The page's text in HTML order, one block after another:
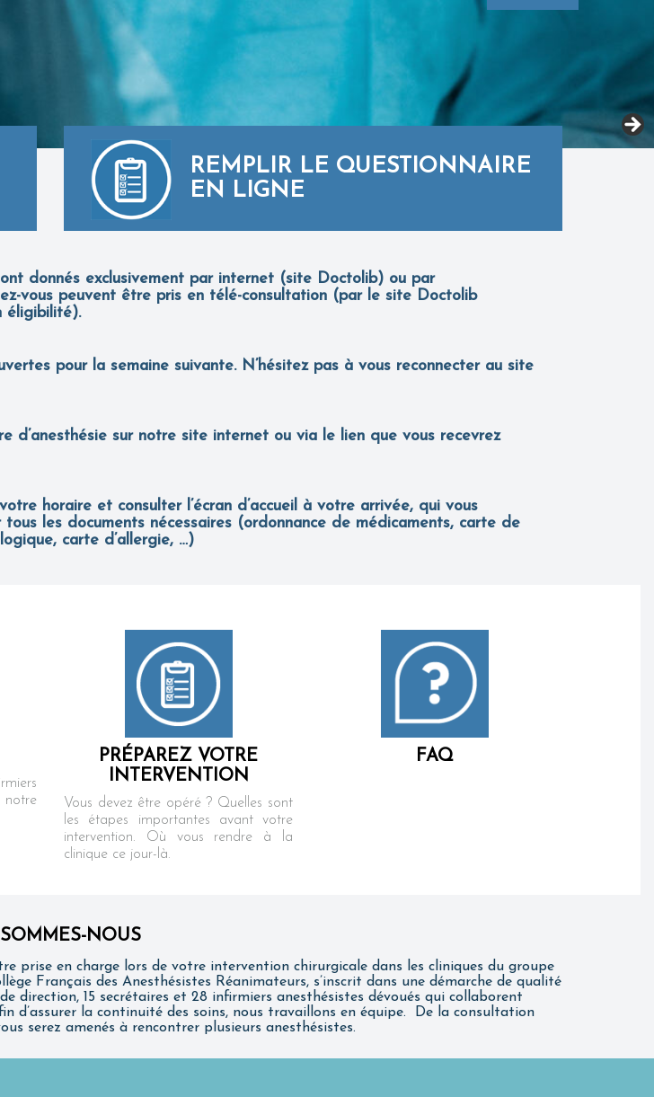
REMPLIR LE QUESTIONNAIRE
EN LIGNE
donnés exclusivement par internet (site Doctolib) ou par
vous peuvent être pris en télé-consultation (par le site Doctolib
éligibilité).
pour la semaine suivante. N’hésitez pas à vous reconnecter au site
d’anesthésie sur notre site internet ou via le lien que vous recevrez
horaire et consulter l’écran d’accueil à votre arrivée, qui vous
les documents nécessaires (ordonnance de médicaments, carte de
carte d’allergie, …)
notre
PRÉPAREZ VOTRE
INTERVENTION
Vous devez être opéré ? Quelles sont
les étapes importantes avant votre
intervention. Où vous rendre à la
clinique ce jour-là.
FAQ
NOUS
prise en charge lors de votre intervention chirurgicale dans les cliniques du groupe
Français des Anesthésistes Réanimateurs, s’inscrit dans une démarche de qualité
direction, 15 secrétaires et 28 infirmiers anesthésistes dévoués qui collaborent
d’assurer la continuité des soins, nous travaillons en équipe. De la consultation
serez amenés à rencontrer plusieurs anesthésistes.